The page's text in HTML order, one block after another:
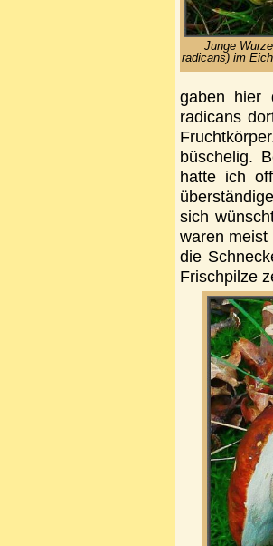
Junge
radicans) im
gaben hier
radicans
büschelig.
hatte ich
sich
waren
die
Frischpilze